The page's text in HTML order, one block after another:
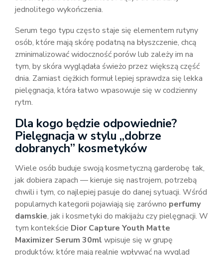
jednolitego wykończenia.
Serum tego typu często staje się elementem rutyny
osób, które mają skórę podatną na błyszczenie, chcą
zminimalizować widoczność porów lub zależy im na
tym, by skóra wyglądała świeżo przez większą część
dnia. Zamiast ciężkich formuł lepiej sprawdza się lekka
pielęgnacja, która łatwo wpasowuje się w codzienny
rytm.
Dla kogo będzie odpowiednie?
Pielęgnacja w stylu „dobrze
dobranych” kosmetyków
Wiele osób buduje swoją kosmetyczną garderobę tak,
jak dobiera zapach — kieruje się nastrojem, potrzebą
chwili i tym, co najlepiej pasuje do danej sytuacji. Wśród
popularnych kategorii pojawiają się zarówno perfumy
damskie, jak i kosmetyki do makijażu czy pielęgnacji. W
tym kontekście Dior Capture Youth Matte
Maximizer Serum 30ml wpisuje się w grupę
produktów, które mają realnie wpływać na wygląd